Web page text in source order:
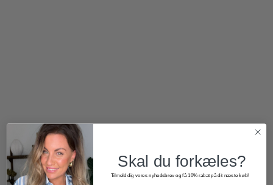
Skal du forkæles?
Tilmeld dig vores nyhedsbrev og få 10% rabat på dit næste køb!